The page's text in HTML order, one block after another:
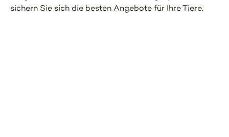
sichern Sie sich die besten Angebote für Ihre Tiere.